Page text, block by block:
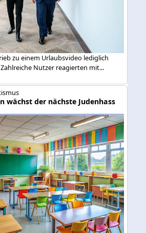
zu einem Urlaubsvideo lediglich
Nutzer reagierten mit...
wächst der nächste Judenhass